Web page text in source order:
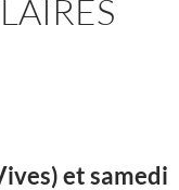
et samedi